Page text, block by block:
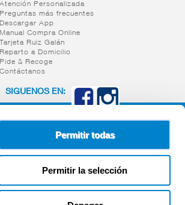
Permitir todas
Permitir la selección
Atención Personalizada
Preguntas más frecuentes
Descargar App
Manual Compra Online
Tarjeta Ruiz Galán
Reparto a Domicilio
Pide & Recoge
Contáctanos
SIGUENOS EN: